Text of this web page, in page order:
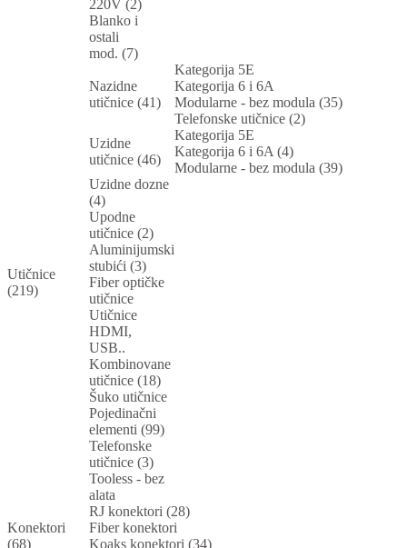
220V (2)
Blanko i
ostali
mod. (7)
Utičnice
(219)
Nazidne
utičnice (41)
Kategorija 5E
Kategorija 6 i 6A
Modularne - bez modula (35)
Telefonske utičnice (2)
Uzidne
utičnice (46)
Kategorija 5E
Kategorija 6 i 6A (4)
Modularne - bez modula (39)
Uzidne dozne
(4)
Upodne
utičnice (2)
Aluminijumski
stubići (3)
Fiber optičke
utičnice
Utičnice
HDMI,
USB..
Kombinovane
utičnice (18)
Šuko utičnice
Pojedinačni
elementi (99)
Telefonske
utičnice (3)
Tooless - bez
alata
Konektori
(68)
RJ konektori (28)
Fiber konektori
Koaks konektori (34)